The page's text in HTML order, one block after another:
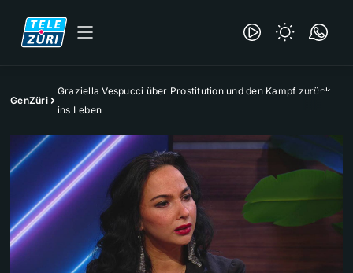
GenZüri
Graziella Vespucci über Prostitution und den Kampf zurück
ins Leben